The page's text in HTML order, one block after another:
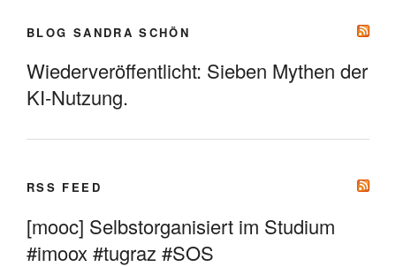
BLOG SANDRA SCHÖN
Wiederveröffentlicht: Sieben Mythen der
KI-Nutzung.
RSS FEED
[mooc] Selbstorganisiert im Studium
#imoox #tugraz #SOS